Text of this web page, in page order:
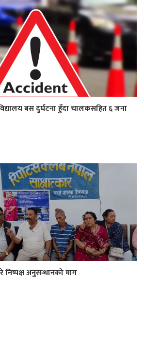
बस दुर्घटना हुँदा चालकसहित ६ जना
निष्पक्ष अनुसन्धानको माग